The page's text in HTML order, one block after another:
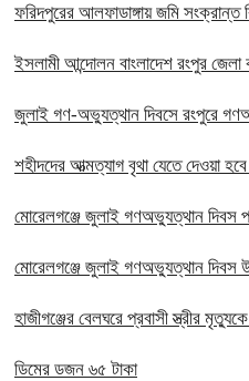
ফরিদপুরের আলফাডাঙ্গায় জমি
ইসলামী আন্দোলন বাংলাদেশ রংপুর
‎জুলাই গণ-অভ্যুত্থান দিবসে রংপুরে
‎শহীদদের আত্মত্যাগ বৃথা যেতে দেওয়া
মোরেলগঞ্জে জুলাই গণঅভ্যুত্থান দিবস
মোরেলগঞ্জে জুলাই গণঅভ্যুত্থান দিবস
হাজীগঞ্জের বেলঘরে প্রবাসী স্ত্রীর মৃত্যুকে
ডিমের ডজন ৬৫ টাকা